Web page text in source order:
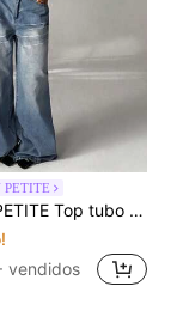
PETITE
con patchwork de encaje para citas y salidas para mujer
vendidos